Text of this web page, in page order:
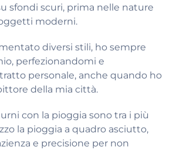
sfondi scuri, prima nelle nature
moderni.
diversi stili, ho sempre
perfezionandomi e
personale, anche quando ho
della mia città.
con la pioggia sono tra i più
la pioggia a quadro asciutto,
e precisione per non